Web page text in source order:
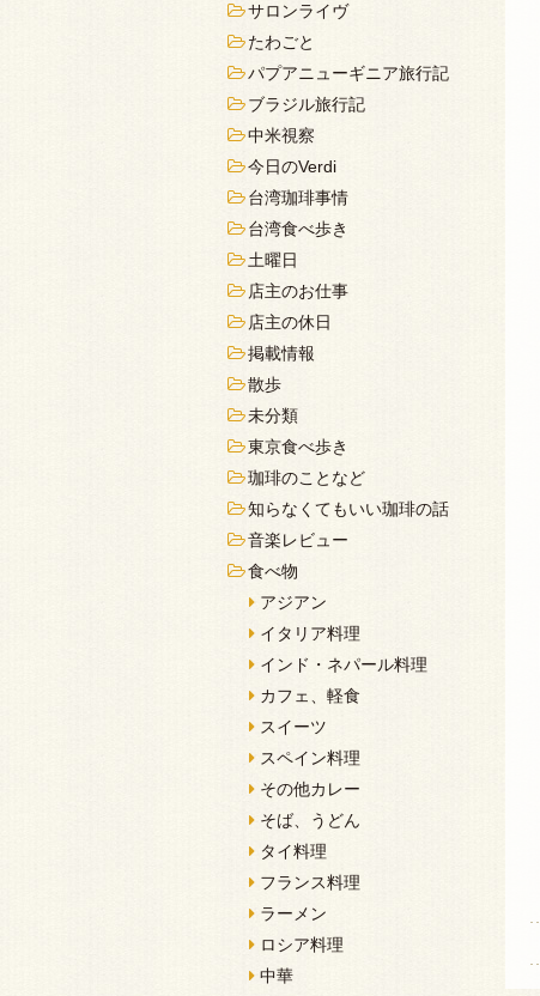
サロンライヴ
たわごと
パプアニューギニア旅行記
ブラジル旅行記
中米視察
今日のVerdi
台湾珈琲事情
台湾食べ歩き
土曜日
店主のお仕事
店主の休日
掲載情報
散歩
未分類
東京食べ歩き
珈琲のことなど
知らなくてもいい珈琲の話
音楽レビュー
食べ物
アジアン
イタリア料理
インド・ネパール料理
カフェ、軽食
スイーツ
スペイン料理
その他カレー
そば、うどん
タイ料理
フランス料理
ラーメン
ロシア料理
中華